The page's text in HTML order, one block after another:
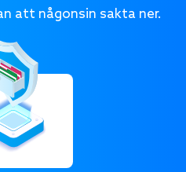
att någonsin sakta ner.